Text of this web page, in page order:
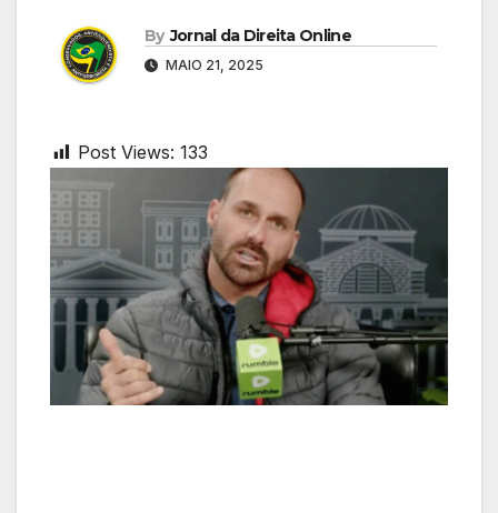
By Jornal da Direita Online
MAIO 21, 2025
Post Views: 133